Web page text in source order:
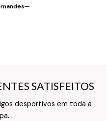
SATISFEITOS
desportivos em toda a
SATISFEITOS
de Informação